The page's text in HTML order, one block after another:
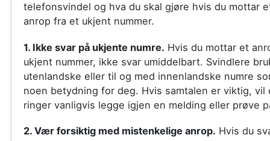
telefonsvindel og hva du skal gjøre hvis du mottar
anrop fra et ukjent nummer.
1. Ikke svar på ukjente numre. Hvis du mottar et
ukjent nummer, ikke svar umiddelbart. Svindlere
utenlandske eller til og med innenlandske numre
noen betydning for deg. Hvis samtalen er viktig, vil
ringer vanligvis legge igjen en melding eller prøve
2. Vær forsiktig med mistenkelige anrop. Hvis du